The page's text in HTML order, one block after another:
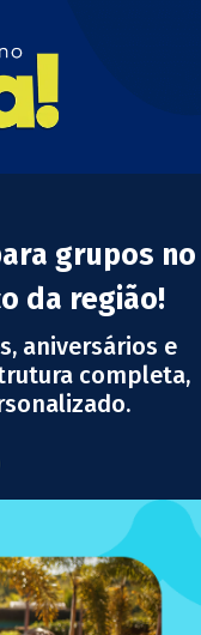
grupos no
da região!
aniversários e
completa,